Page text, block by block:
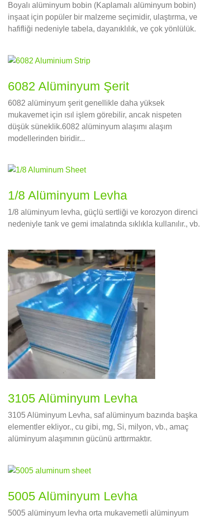
Boyalı alüminyum bobin (Kaplamalı alüminyum bobin)
inşaat için popüler bir malzeme seçimidir, ulaştırma, ve
hafifliği nedeniyle tabela, dayanıklılık, ve çok yönlülük.
6082 Alüminyum Şerit
6082 alüminyum şerit genellikle daha yüksek
mukavemet için ısıl işlem görebilir, ancak nispeten
düşük süneklik.6082 alüminyum alaşımı alaşım
modellerinden biridir...
1/8 Alüminyum Levha
1/8 alüminyum levha, güçlü sertliği ve korozyon direnci
nedeniyle tank ve gemi imalatında sıklıkla kullanılır., vb.
3105 Alüminyum Levha
3105 Alüminyum Levha, saf alüminyum bazında başka
elementler ekliyor., cu gibi, mg, Si, milyon, vb., amaç
alüminyum alaşımının gücünü arttırmaktır.
5005 Alüminyum Levha
5005 alüminyum levha orta mukavemetli alüminyum